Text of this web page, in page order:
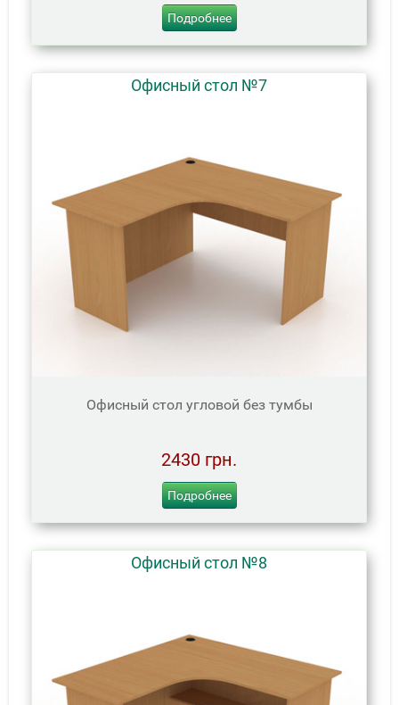
Подробнее
Офисный стол №7
Офисный стол угловой без тумбы
2430 грн.
Подробнее
Офисный стол №8